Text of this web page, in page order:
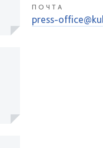
ПОЧТА
press-